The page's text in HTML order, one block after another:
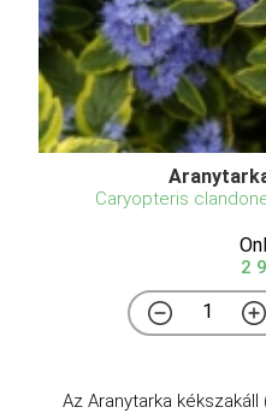
Caryopteris
2
Az Aranytarka